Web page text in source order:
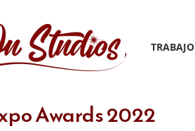
TRABAJO
Awards 2022